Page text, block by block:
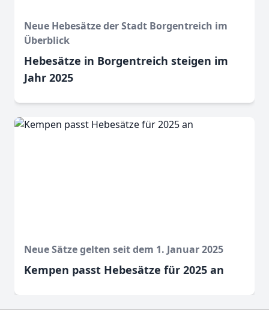
Neue Hebesätze der Stadt Borgentreich im
Überblick
Hebesätze in Borgentreich steigen im
Jahr 2025
Neue Sätze gelten seit dem 1. Januar 2025
Kempen passt Hebesätze für 2025 an